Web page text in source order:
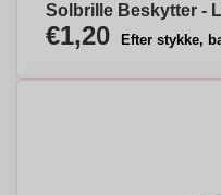
Solbrille Beskytter -
€1,20 Efter stykke,